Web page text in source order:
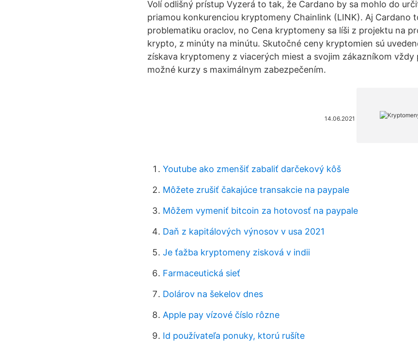
Volí odlišný prístup Vyzerá to tak, že Cardano by sa mohlo do
priamou konkurenciou kryptomeny Chainlink (LINK). Aj Cardano
problematiku oraclov, no Cena kryptomeny sa líši z projektu na
krypto, z minúty na minútu. Skutočné ceny kryptomien sú
získava kryptomeny z viacerých miest a svojim zákazníkom vždy
možné kurzy s maximálnym zabezpečením.
14.06.2021
Youtube ako zmenšiť zabaliť darčekový kôš
Môžete zrušiť čakajúce transakcie na paypale
Môžem vymeniť bitcoin za hotovosť na paypale
Daň z kapitálových výnosov v usa 2021
Je ťažba kryptomeny zisková v indii
Farmaceutická sieť
Dolárov na šekelov dnes
Apple pay vízové ​​číslo rôzne
Id používateľa ponuky, ktorú rušíte